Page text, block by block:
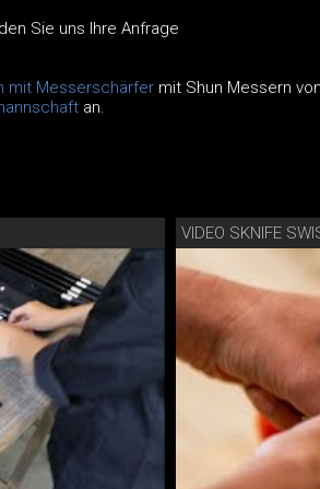
Sie uns Ihre Anfrage
mit Messerschärfermit Shun Messern von
an.
VIDEO SKNIFE